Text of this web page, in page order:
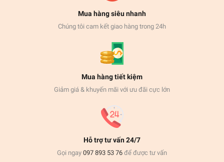
Mua hàng siêu nhanh
Chúng tôi cam kết giao hàng trong 24h
Mua hàng tiết kiệm
Giảm giá & khuyến mãi với ưu đãi cực lớn
Hỗ trợ tư vấn 24/7
Gọi ngay 097 893 53 76 để được tư vấn